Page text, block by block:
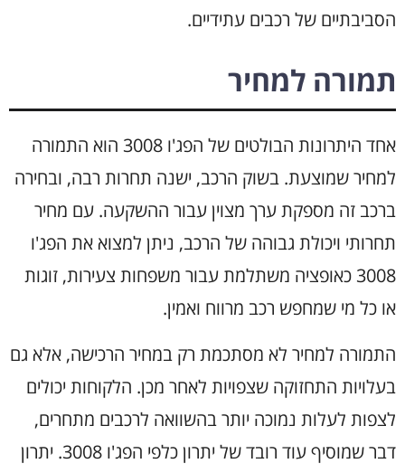
הסביבתיים של רכבים עתידיים.
תמורה למחיר
אחד היתרונות הבולטים של הפג'ו 3008 הוא התמורה
למחיר שמוצעת. בשוק הרכב, ישנה תחרות רבה, ובחירה
ברכב זה מספקת ערך מצוין עבור ההשקעה. עם מחיר
תחרותי ויכולת גבוהה של הרכב, ניתן למצוא את הפג'ו
3008 כאופציה משתלמת עבור משפחות צעירות, זוגות
או כל מי שמחפש רכב מרווח ואמין.
התמורה למחיר לא מסתכמת רק במחיר הרכישה, אלא גם
בעלויות התחזוקה שצפויות לאחר מכן. הלקוחות יכולים
לצפות לעלות נמוכה יותר בהשוואה לרכבים מתחרים,
דבר שמוסיף עוד רובד של יתרון כלפי הפג'ו 3008. יתרון